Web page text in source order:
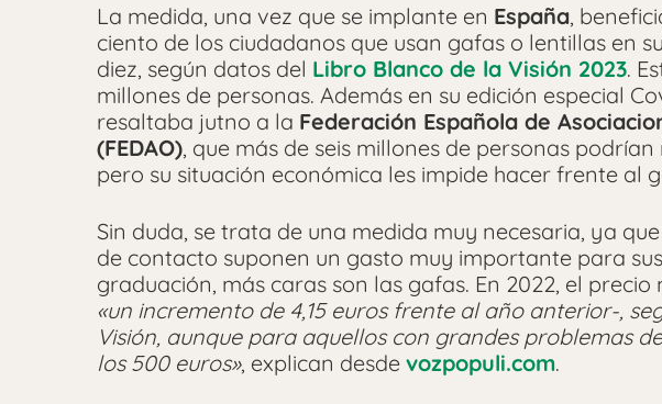
La medida, una vez que se implante en España,
ciento de los ciudadanos que usan gafas o lentillas en
diez, según datos del Libro Blanco de la Visión 2023.
millones de personas. Además en su edición especial
resaltaba jutno a la Federación Española de
(FEDAO), que más de seis millones de personas
pero su situación económica les impide hacer frente al
Sin duda, se trata de una medida muy necesaria, ya
de contacto suponen un gasto muy importante para
graduación, más caras son las gafas. En 2022, el precio
«un incremento de 4,15 euros frente al año anterior-,
Visión, aunque para aquellos con grandes problemas
los 500 euros», explican desde vozpopuli.com.